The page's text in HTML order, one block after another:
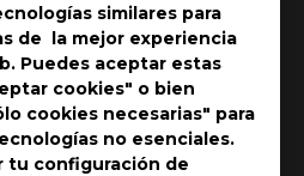
similares para
de la mejor experiencia
Puedes aceptar estas
cookies" o bien
cookies necesarias" para
no esenciales.
tu configuración de
¿Cómo puedo instalar
ZOWIE?